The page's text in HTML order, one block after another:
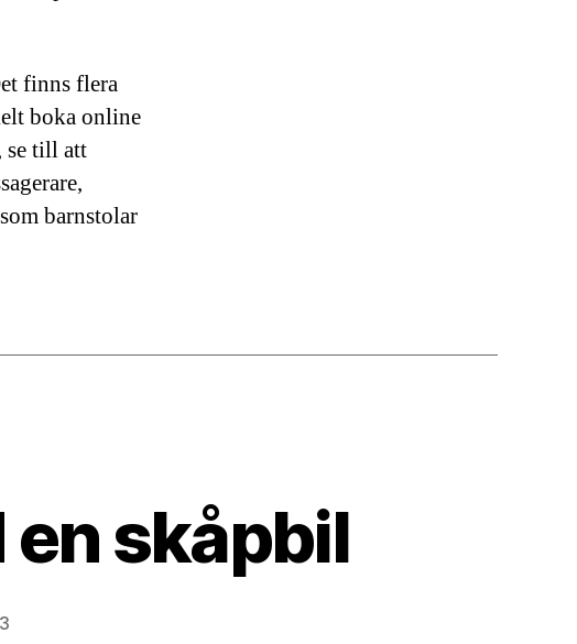
finns flera
boka online
se till att
barnstolar
skåpbil